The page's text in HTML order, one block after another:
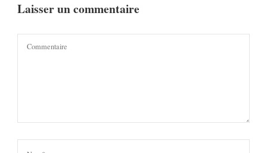
Laisser un commentaire